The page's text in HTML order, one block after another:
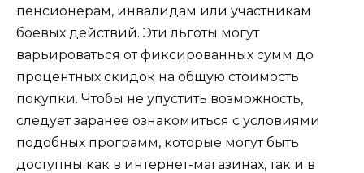
пенсионерам, инвалидам или участникам
боевых действий. Эти льготы могут
варьироваться от фиксированных сумм до
процентных скидок на общую стоимость
покупки. Чтобы не упустить возможность,
следует заранее ознакомиться с условиями
подобных программ, которые могут быть
доступны как в интернет-магазинах, так и в